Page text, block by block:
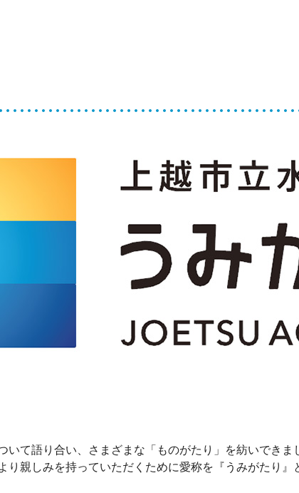
いて語り合い、さまざまな「ものがたり」を紡いでき
親しみを持っていただくために愛称を『うみがたり』